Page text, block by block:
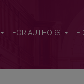
FOR AUTHORS